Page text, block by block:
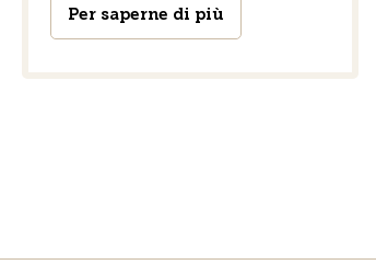
Per saperne di più